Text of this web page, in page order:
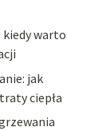
warto
jak
ciepła